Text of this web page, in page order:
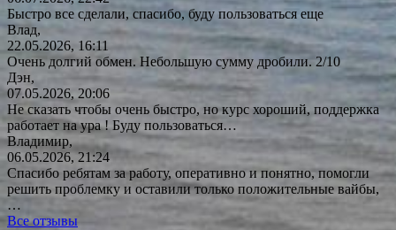
Быстро все сделали, спасибо, буду пользоваться еще
Влад,
22.05.2026, 16:11
Очень долгий обмен. Небольшую сумму дробили. 2/10
Дэн,
07.05.2026, 20:06
Не сказать чтобы очень быстро, но курс хороший, поддержка
работает на ура ! Буду пользоваться…
Владимир,
06.05.2026, 21:24
Спасибо ребятам за работу, оперативно и понятно, помогли
решить проблемку и оставили только положительные вайбы,
…
Все отзывы